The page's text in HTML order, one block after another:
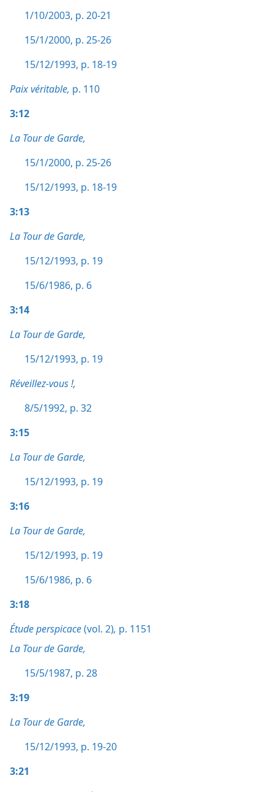
1/10/2003, p. 20-21
15/1/2000, p. 25-26
15/12/1993, p. 18-19
Paix véritable, p. 110
3:12
La Tour de Garde,
15/1/2000, p. 25-26
15/12/1993, p. 18-19
3:13
La Tour de Garde,
15/12/1993, p. 19
15/6/1986, p. 6
3:14
La Tour de Garde,
15/12/1993, p. 19
Réveillez-vous !,
8/5/1992, p. 32
3:15
La Tour de Garde,
15/12/1993, p. 19
3:16
La Tour de Garde,
15/12/1993, p. 19
15/6/1986, p. 6
3:18
Étude perspicace(vol. 2), p. 1151
La Tour de Garde,
15/5/1987, p. 28
3:19
La Tour de Garde,
15/12/1993, p. 19-20
3:21